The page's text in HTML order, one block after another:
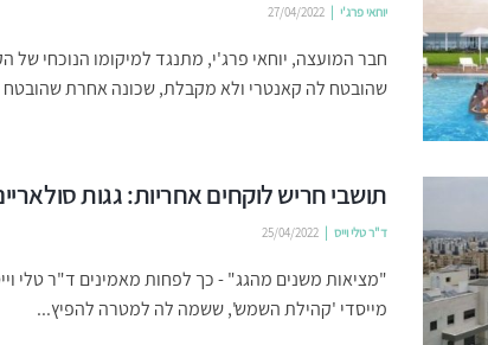
יוחאי פרג'י 27/04/2022
חבר המועצה, יוחאי פרג'י, מתנגד למיקומו הנוכחי של
שהובטח לה קאנטרי ולא מקבלת, שכונה אחרת
תושבי חריש לוקחים אחריות: גגות
ד"ר טלי וייס 25/04/2022
"מציאות משנים מהגג" - כך לפחות מאמינים ד"ר טלי
מייסדי 'קהילת השמש', ששמה לה למטרה להפיץ...